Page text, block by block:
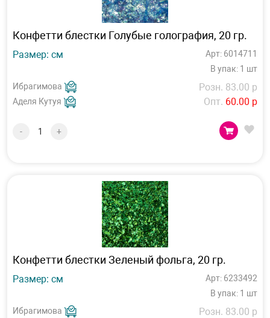
Конфетти блестки Голубые голография, 20 гр.
Размер: см
Арт: 6014711
В упак: 1 шт
Ибрагимова
Аделя Кутуя
Розн. 83.00 р
Опт. 60.00 р
- +
Конфетти блестки Зеленый фольга, 20 гр.
Размер: см
Арт: 6233492
В упак: 1 шт
Ибрагимова
Розн. 83.00 р